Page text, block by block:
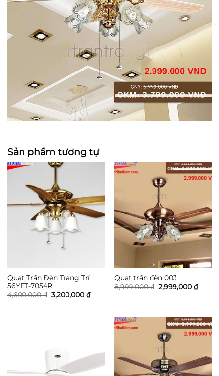
Sản phẩm tương tự
Quạt Trần Đèn Trang Trí
56YFT-7054R
4,600,000₫ Giá
gốc
3,200,000 ₫Giá
hiện
3,200,000 ₫.
Quạt trần đèn 003
8,999,000₫ Giá
gốc
2,999,000 ₫Giá
hiện